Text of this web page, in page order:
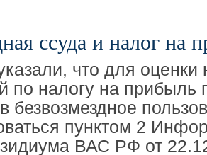
ссуда и налог на
что для оценки
по налогу на прибыль
безвозмездное
пунктом 2
ВАС РФ от